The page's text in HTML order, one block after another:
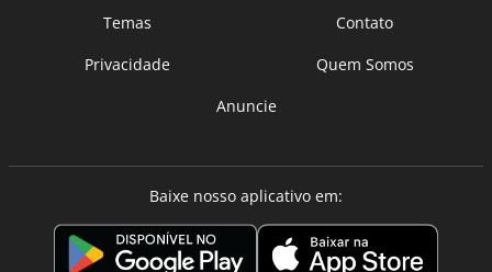
Temas
Contato
Privacidade
Quem Somos
Anuncie
Baixe nosso aplicativo em: